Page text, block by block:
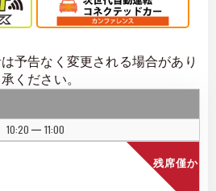
予告なく変更される場合があり
ください。
10:20
| 11:00
残席僅か